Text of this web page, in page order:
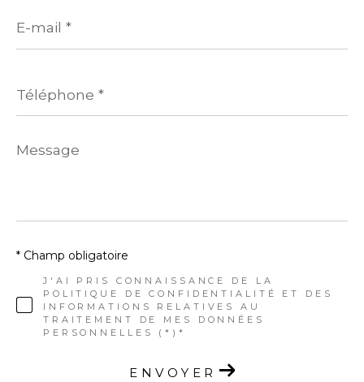
mail
*
*
Message
*
J'AI PRIS CONNAISSANCE DE LA
POLITIQUE DE CONFIDENTIALITÉ ET DES
INFORMATIONS RELATIVES AU
TRAITEMENT DE MES DONNÉES
PERSONNELLES (*)*
* Champ obligatoire
ENVOYER